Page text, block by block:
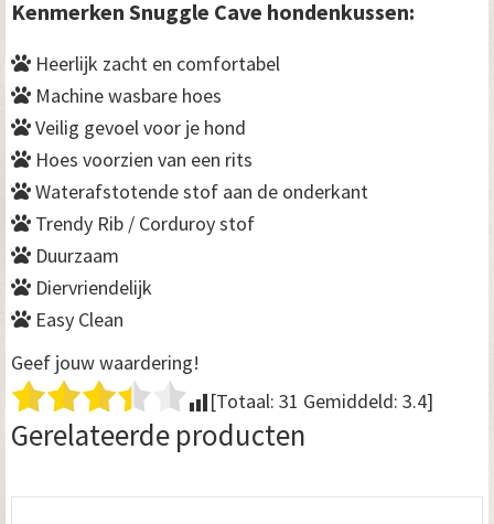
Kenmerken Snuggle Cave hondenkussen:
Heerlijk zacht en comfortabel
Machine wasbare hoes
Veilig gevoel voor je hond
Hoes voorzien van een rits
Waterafstotende stof aan de onderkant
Trendy Rib / Corduroy stof
Duurzaam
Diervriendelijk
Easy Clean
Geef jouw waardering!
[Totaal: 31 Gemiddeld: 3.4]
Gerelateerde producten